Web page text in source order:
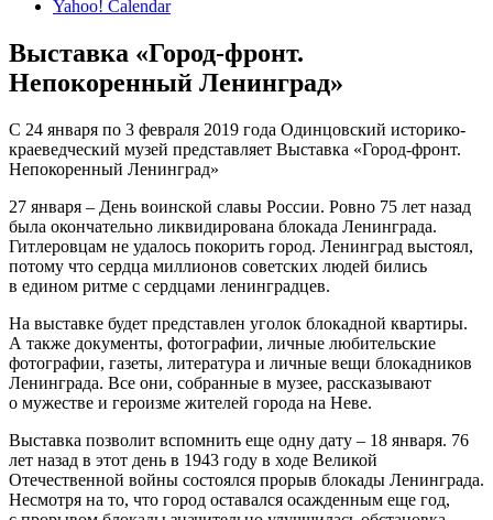
Yahoo! Calendar
Выставка «Город-фронт.
Непокоренный Ленинград»
С 24 января по 3 февраля 2019 года Одинцовский историко-
краеведческий музей представляет Выставка «Город-фронт.
Непокоренный Ленинград»
27 января – День воинской славы России. Ровно 75 лет назад
была окончательно ликвидирована блокада Ленинграда.
Гитлеровцам не удалось покорить город. Ленинград выстоял,
потому что сердца миллионов советских людей бились
в едином ритме с сердцами ленинградцев.
На выставке будет представлен уголок блокадной квартиры.
А также документы, фотографии, личные любительские
фотографии, газеты, литература и личные вещи блокадников
Ленинграда. Все они, собранные в музее, рассказывают
о мужестве и героизме жителей города на Неве.
Выставка позволит вспомнить еще одну дату – 18 января. 76
лет назад в этот день в 1943 году в ходе Великой
Отечественной войны состоялся прорыв блокады Ленинграда.
Несмотря на то, что город оставался осажденным еще год,